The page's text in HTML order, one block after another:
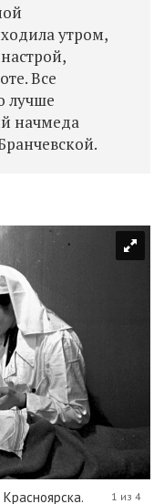
утром,
Все
лучше
начмеда
1 из 4